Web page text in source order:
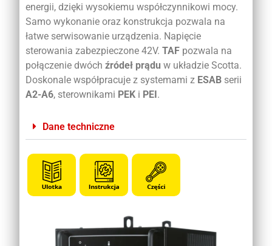
energii, dzięki wysokiemu współczynnikowi mocy.
Samo wykonanie oraz konstrukcja pozwala na
łatwe serwisowanie urządzenia. Napięcie
sterowania zabezpieczone 42V. TAF pozwala na
połączenie dwóch źródeł prądu w układzie Scotta.
Doskonale współpracuje z systemami z ESAB serii
A2-A6, sterownikami PEK i PEI.
Dane techniczne